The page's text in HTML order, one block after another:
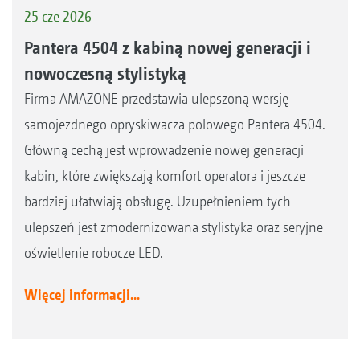
25 cze 2026
Pantera 4504 z kabiną nowej generacji i
nowoczesną stylistyką
Firma AMAZONE przedstawia ulepszoną wersję
samojezdnego opryskiwacza polowego Pantera 4504.
Główną cechą jest wprowadzenie nowej generacji
kabin, które zwiększają komfort operatora i jeszcze
bardziej ułatwiają obsługę. Uzupełnieniem tych
ulepszeń jest zmodernizowana stylistyka oraz seryjne
oświetlenie robocze LED.
Więcej informacji...